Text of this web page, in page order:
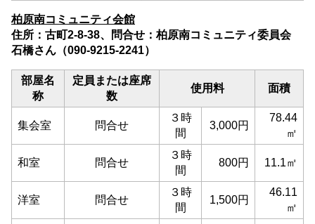
柏原南コミュニティ会館
住所：古町2-8-38、問合せ：柏原南コミュニティ委員会
石橋さん（090-9215-2241）
部屋名
称
定員または座席
数
使用料 面積
集会室 問合せ
３時
間
3,000円
78.44
㎡
和室 問合せ
３時
間
800円 11.1㎡
洋室 問合せ
３時
間
1,500円
46.11
㎡